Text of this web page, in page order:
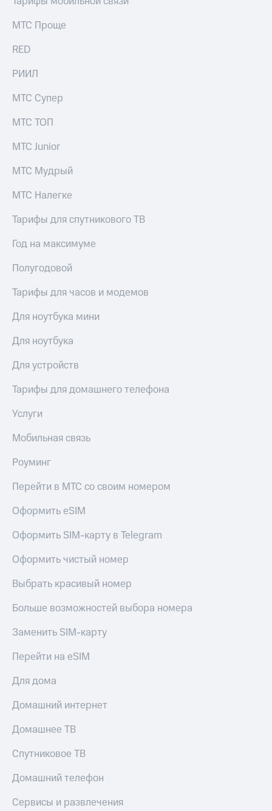
МТС Проще
RED
РИИЛ
МТС Супер
МТС ТОП
МТС Junior
МТС Мудрый
МТС Налегке
Тарифы для спутникового ТВ
Год на максимуме
Полугодовой
Тарифы для часов и модемов
Для ноутбука мини
Для ноутбука
Для устройств
Тарифы для домашнего телефона
Услуги
Мобильная связь
Роуминг
Перейти в МТС со своим номером
Оформить eSIM
Оформить SIM-карту в Telegram
Оформить чистый номер
Выбрать красивый номер
Больше возможностей выбора номера
Заменить SIM-карту
Перейти на eSIM
Для дома
Домашний интернет
Домашнее ТВ
Спутниковое ТВ
Домашний телефон
Сервисы и развлечения